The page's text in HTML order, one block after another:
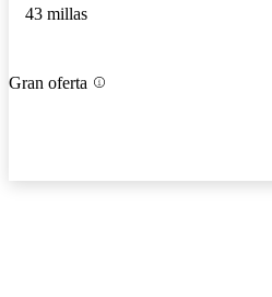
43 millas
Gran oferta